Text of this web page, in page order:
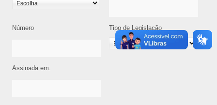
Número Tipo de Legislação
Assinada em: